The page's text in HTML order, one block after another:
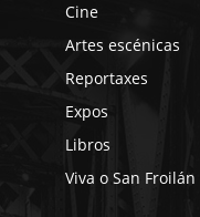
Cine
Artes escénicas
Reportaxes
Expos
Libros
Viva o San Froilán